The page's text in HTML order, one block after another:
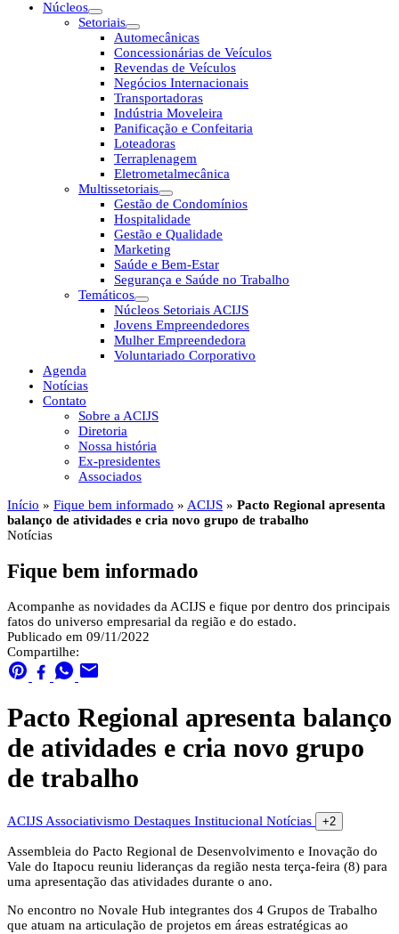
Núcleos
Setoriais
Automecânicas
Concessionárias de Veículos
Revendas de Veículos
Negócios Internacionais
Transportadoras
Indústria Moveleira
Panificação e Confeitaria
Loteadoras
Terraplenagem
Eletrometalmecânica
Multissetoriais
Gestão de Condomínios
Hospitalidade
Gestão e Qualidade
Marketing
Saúde e Bem-Estar
Segurança e Saúde no Trabalho
Temáticos
Núcleos Setoriais ACIJS
Jovens Empreendedores
Mulher Empreendedora
Voluntariado Corporativo
Agenda
Notícias
Contato
Sobre a ACIJS
Diretoria
Nossa história
Ex-presidentes
Associados
Início » Fique bem informado » ACIJS » Pacto Regional apresenta
balanço de atividades e cria novo grupo de trabalho
Notícias
Fique bem informado
Acompanhe as novidades da ACIJS e fique por dentro dos principais
fatos do universo empresarial da região e do estado.
Publicado em 09/11/2022
Compartilhe:
Pacto Regional apresenta balanço
de atividades e cria novo grupo
de trabalho
ACIJS Associativismo Destaques Institucional Notícias +2
Assembleia do Pacto Regional de Desenvolvimento e Inovação do
Vale do Itapocu reuniu lideranças da região nesta terça-feira (8) para
uma apresentação das atividades durante o ano.
No encontro no Novale Hub integrantes dos 4 Grupos de Trabalho
que atuam na articulação de projetos em áreas estratégicas ao